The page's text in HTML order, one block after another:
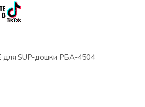
для SUP-дошки РБА-4504